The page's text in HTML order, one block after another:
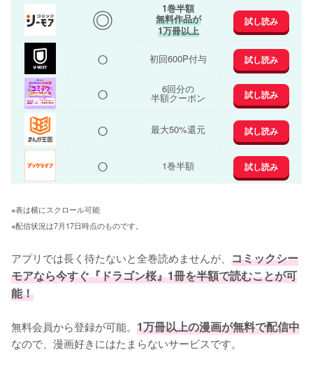
◎ 1巻半額
無料作品が
1万冊以上
試し読み
○ 初回600P付与 試し読み
○ 6回分の
半額クーポン 試し読み
○ 最大50%還元 試し読み
○ 1巻半額 試し読み
※表は横にスクロール可能
※配信状況は7月17日時点のものです。
アプリでは長く待たないと全巻読めませんが、 コミックシー
モアなら今すぐ『ドラゴン桜』1冊を半額で読むことが可
能！
無料会員から登録が可能。 1万冊以上の漫画が無料で配信中
なので、漫画好きにはたまらないサービスです。